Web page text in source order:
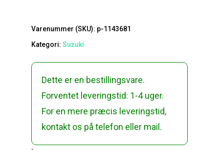
Varenummer (SKU): p-1143681
Kategori: Suzuki
Dette er en bestillingsvare.
Forventet leveringstid: 1-4 uger.
For en mere præcis leveringstid,
kontakt os på telefon eller mail.